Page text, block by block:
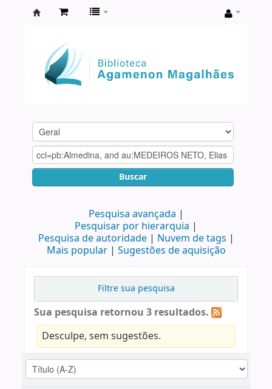
Agamenon
Magalhães
Buscar
Pesquisa avançada
Pesquisar por hierarquia
Pesquisa de autoridade
Nuvem de tags
Mais popular
Sugestões de aquisição
Filtre sua pesquisa
Sua pesquisa retornou 3 resultados.
Desculpe, sem sugestões.